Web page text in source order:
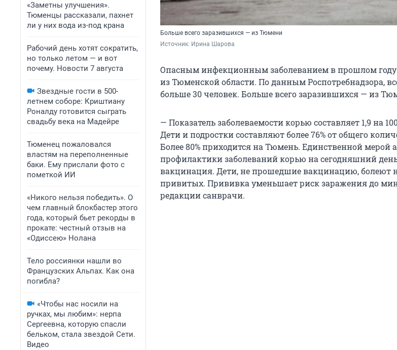
«Заметны улучшения».
Тюменцы рассказали, пахнет
ли у них вода из-под крана
Рабочий день хотят сократить,
но только летом — и вот
почему. Новости 7 августа
Звездные гости в 500-
летнем соборе: Криштиану
Роналду готовится сыграть
свадьбу века на Мадейре
Тюменец пожаловался
властям на переполненные
баки. Ему прислали фото с
пометкой ИИ
«Никого нельзя победить». О
чем главный блокбастер этого
года, который бьет рекорды в
прокате: честный отзыв на
«Одиссею» Нолана
Тело россиянки нашли во
Французских Альпах. Как она
погибла?
«Чтобы нас носили на
ручках, мы любим»: нерпа
Сергеевна, которую спасли
бельком, стала звездой Сети.
Видео
Больше всего заразившихся — из Тюмени
Источник: Ирина Шарова
Опасным инфекционным заболеванием в прошлом году
из Тюменской области. По данным Роспотребнадзора,
больше 30 человек. Больше всего заразившихся — из
— Показатель заболеваемости корью составляет 1,9 на
Дети и подростки составляют более 76% от общего
Более 80% приходится на Тюмень. Единственной мерой
профилактики заболеваний корью на сегодняшний
вакцинация. Дети, не прошедшие вакцинацию, болеют
привитых. Прививка уменьшает риск заражения до
редакции санврачи.